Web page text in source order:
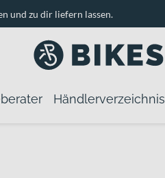
und zu dir liefern lassen.
Händlerverzeichnis